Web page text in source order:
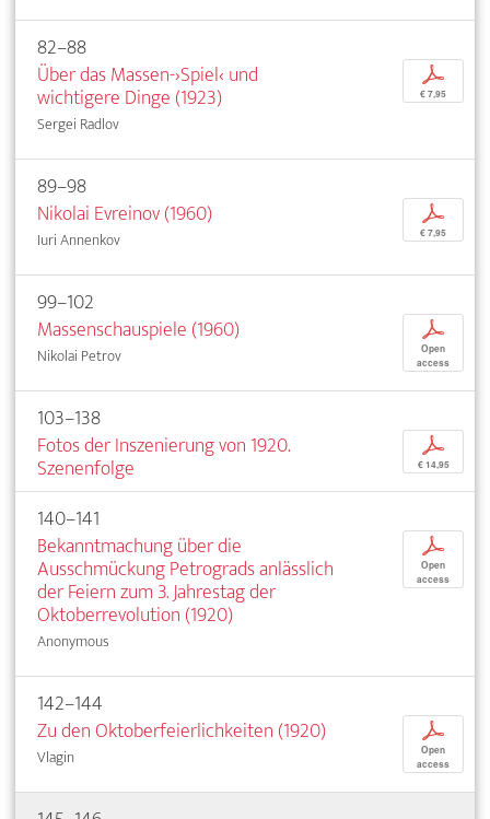
82–88
Über das Massen-›Spiel‹ und
wichtigere Dinge (1923)
Sergei Radlov
p
€ 7,95
89–98
Nikolai Evreinov (1960)
Iuri Annenkov
p
€ 7,95
99–102
Massenschauspiele (1960)
Nikolai Petrov
p
Open
access
103–138
Fotos der Inszenierung von 1920.
Szenenfolge
p
€ 14,95
140–141
Bekanntmachung über die
Ausschmückung Petrograds anlässlich
der Feiern zum 3. Jahrestag der
Oktoberrevolution (1920)
Anonymous
p
Open
access
142–144
Zu den Oktoberfeierlichkeiten (1920)
Vlagin
p
Open
access